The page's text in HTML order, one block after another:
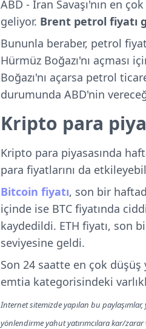
ABD - İran Savaşı'nın en
geliyor. Brent petrol fiyatı
Bununla beraber, petrol
Hürmüz Boğazı'nı açması
Boğazı'nı açarsa petrol
durumunda ABD'nin
Kripto para
Kripto para piyasasında
para fiyatlarını da
Bitcoin fiyatı, son bir
içinde ise BTC fiyatında
kaydedildi. ETH fiyatı, son
seviyesine geldi.
Son 24 saatte en çok
emtia kategorisindeki
İnternet sitemizde yapılan bu
yönlendirme yahut yatırımcılara kar/